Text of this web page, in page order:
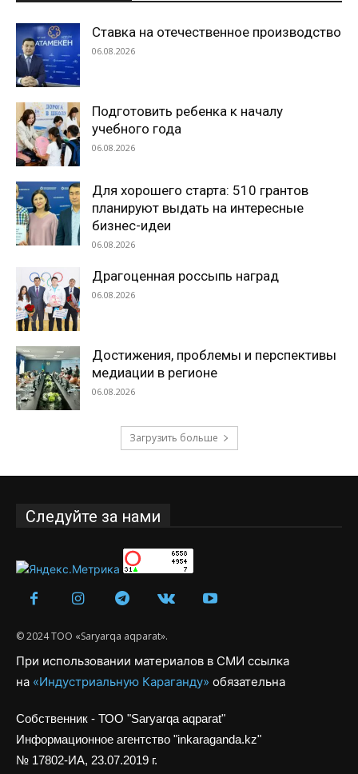
Ставка на отечественное производство
06.08.2026
Подготовить ребенка к началу
учебного года
06.08.2026
Для хорошего старта: 510 грантов
планируют выдать на интересные
бизнес-идеи
06.08.2026
Драгоценная россыпь наград
06.08.2026
Достижения, проблемы и перспективы
медиации в регионе
06.08.2026
Загрузить больше
Следуйте за нами
© 2024 ТОО «Saryarqa aqparat».
При использовании материалов в СМИ ссылка
на «Индустриальную Караганду» обязательна
Собственник - ТОО "Saryarqa aqparat"
Информационное агентство "inkaraganda.kz"
№ 17802-ИА, 23.07.2019 г.